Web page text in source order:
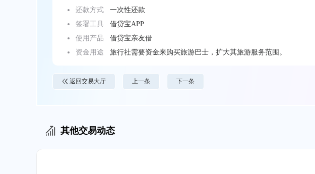
还款方式
一次性还款
签署工具
借贷宝APP
使用产品
借贷宝亲友借
资金用途
旅行社需要资金来购买旅游巴士，扩大其旅游服务范围。
返回交易大厅 上一条 下一条
其他交易动态